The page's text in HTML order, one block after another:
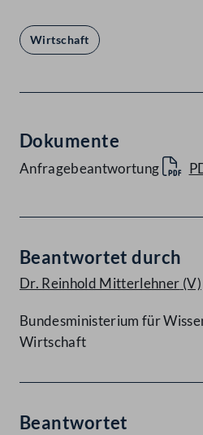
Wirtschaft
Dokumente
Anfragebeantwortung
Beantwortet durch
Dr. Reinhold Mitterlehner (V)
Bundesministerium für
Wirtschaft
Beantwortet